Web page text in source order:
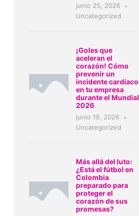
junio 25, 2026
Uncategorized
¡Goles que
aceleran el
corazón! Cómo
prevenir un
incidente cardíaco
en tu empresa
durante el Mundial
2026
junio 19, 2026
Uncategorized
Más allá del luto:
¿Está el fútbol en
Colombia
preparado para
proteger el
corazón de sus
promesas?